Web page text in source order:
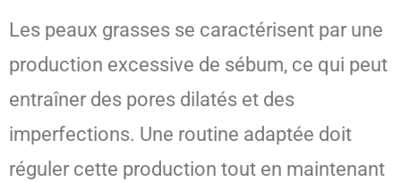
Les peaux grasses se caractérisent par une
production excessive de sébum, ce qui peut
entraîner des pores dilatés et des
imperfections. Une routine adaptée doit
réguler cette production tout en maintenant